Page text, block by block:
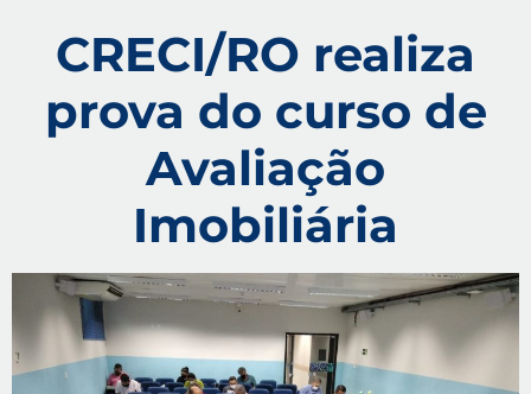
CRECI/RO realiza
prova do curso de
Avaliação
Imobiliária